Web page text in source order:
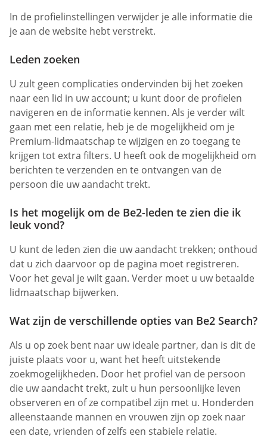
In de profielinstellingen verwijder je alle informatie die
je aan de website hebt verstrekt.
Leden zoeken
U zult geen complicaties ondervinden bij het zoeken
naar een lid in uw account; u kunt door de profielen
navigeren en de informatie kennen. Als je verder wilt
gaan met een relatie, heb je de mogelijkheid om je
Premium-lidmaatschap te wijzigen en zo toegang te
krijgen tot extra filters. U heeft ook de mogelijkheid om
berichten te verzenden en te ontvangen van de
persoon die uw aandacht trekt.
Is het mogelijk om de Be2-leden te zien die ik
leuk vond?
U kunt de leden zien die uw aandacht trekken; onthoud
dat u zich daarvoor op de pagina moet registreren.
Voor het geval je wilt gaan. Verder moet u uw betaalde
lidmaatschap bijwerken.
Wat zijn de verschillende opties van Be2 Search?
Als u op zoek bent naar uw ideale partner, dan is dit de
juiste plaats voor u, want het heeft uitstekende
zoekmogelijkheden. Door het profiel van de persoon
die uw aandacht trekt, zult u hun persoonlijke leven
observeren en of ze compatibel zijn met u. Honderden
alleenstaande mannen en vrouwen zijn op zoek naar
een date, vrienden of zelfs een stabiele relatie.